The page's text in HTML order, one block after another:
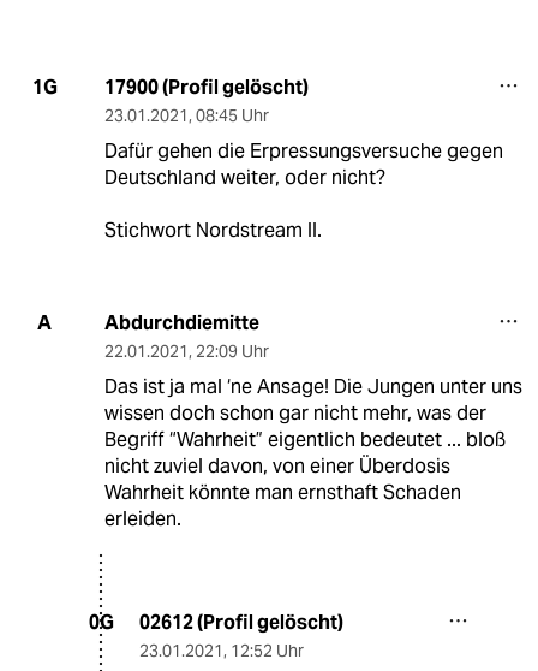
1G 17900 (Profil gelöscht)
23.01.2021, 08:45 Uhr
Dafür gehen die Erpressungsversuche gegen
Deutschland weiter, oder nicht?
Stichwort Nordstream II.
A Abdurchdiemitte
22.01.2021, 22:09 Uhr
Das ist ja mal ‘ne Ansage! Die Jungen unter uns
wissen doch schon gar nicht mehr, was der
Begriff “Wahrheit” eigentlich bedeutet ... bloß
nicht zuviel davon, von einer Überdosis
Wahrheit könnte man ernsthaft Schaden
erleiden.
0G 02612 (Profil gelöscht)
23.01.2021, 12:52 Uhr